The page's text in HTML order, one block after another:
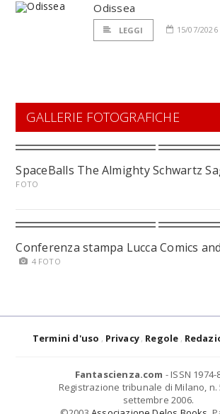
Odissea
LEGGI 15/07/2026
GALLERIE FOTOGRAFICHE
SpaceBalls The Almighty Schwartz
FOTO
Conferenza stampa Lucca Comics
4 FOTO
Termini d'uso Privacy Regole
Fantascienza.com - ISSN 1974-
Registrazione tribunale di Milano, n.
settembre 2006.